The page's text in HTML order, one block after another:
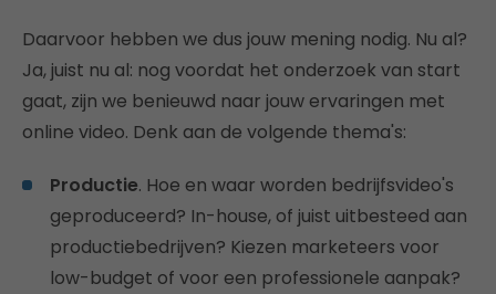
Daarvoor hebben we dus jouw mening nodig. Nu al?
Ja, juist nu al: nog voordat het onderzoek van start
gaat, zijn we benieuwd naar jouw ervaringen met
online video. Denk aan de volgende thema's:
Productie. Hoe en waar worden bedrijfsvideo's
geproduceerd? In-house, of juist uitbesteed aan
productiebedrijven? Kiezen marketeers voor
low-budget of voor een professionele aanpak?